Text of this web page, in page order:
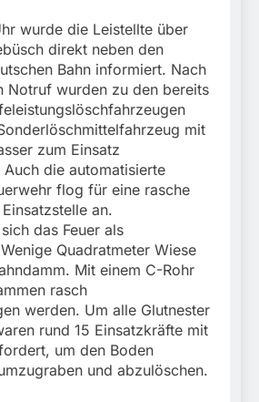
wurde die Leistellte über
direkt neben den
Bahn informiert. Nach
Notruf wurden zu den bereits
mit
zum Einsatz
die automatisierte
flog für eine rasche
an.
das Feuer als
Quadratmeter Wiese
Mit einem C-Rohr
rasch
werden. Um alle Glutnester
rund 15 Einsatzkräfte mit
um den Boden
und abzulöschen.